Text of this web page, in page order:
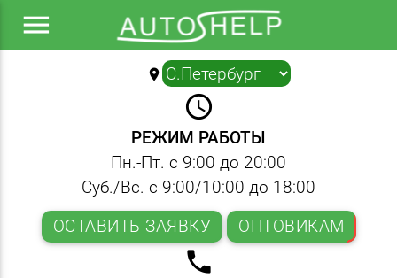
menu
location_on ▼
query_builder
РЕЖИМ РАБОТЫ
Пн.-Пт. с 9:00 до 20:00
Суб./Вс. с 9:00/10:00 до 18:00
ОСТАВИТЬ ЗАЯВКУ
ОПТОВИКАМ
local_phone